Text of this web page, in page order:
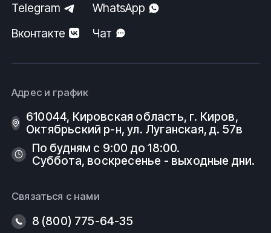
Telegram
WhatsApp
Вконтакте
Чат
Адрес и график
610044, Кировская область, г. Киров, ​
Октябрьский р-н, ​ул. Луганская, д. 57в
По будням с 9:00 до 18:00.
Суббота, воскресенье - выходные дни.
Связаться с нами
8 (800) 775-64-35